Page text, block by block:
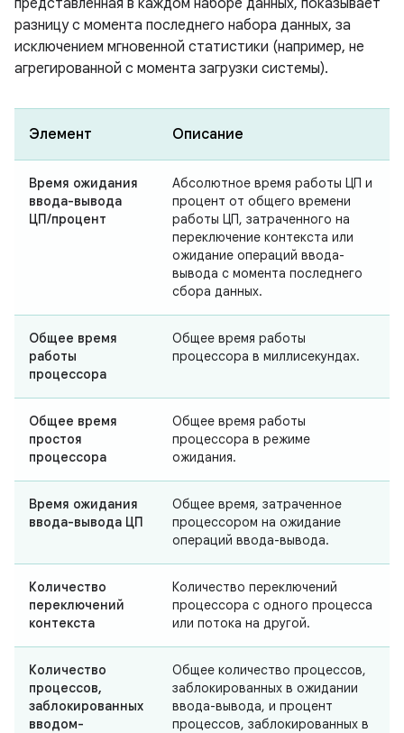
представленная в каждом наборе данных, показывает
разницу с момента последнего набора данных, за
исключением мгновенной статистики (например, не
агрегированной с момента загрузки системы).
Элемент Описание
Время ожидания
ввода-вывода
ЦП/процент
Абсолютное время работы ЦП и
процент от общего времени
работы ЦП, затраченного на
переключение контекста или
ожидание операций ввода-
вывода с момента последнего
сбора данных.
Общее время
работы
процессора
Общее время работы
процессора в миллисекундах.
Общее время
простоя
процессора
Общее время работы
процессора в режиме
ожидания.
Время ожидания
ввода-вывода ЦП
Общее время, затраченное
процессором на ожидание
операций ввода-вывода.
Количество
переключений
контекста
Количество переключений
процессора с одного процесса
или потока на другой.
Количество
процессов,
заблокированных
вводом-
Общее количество процессов,
заблокированных в ожидании
ввода-вывода, и процент
процессов, заблокированных в